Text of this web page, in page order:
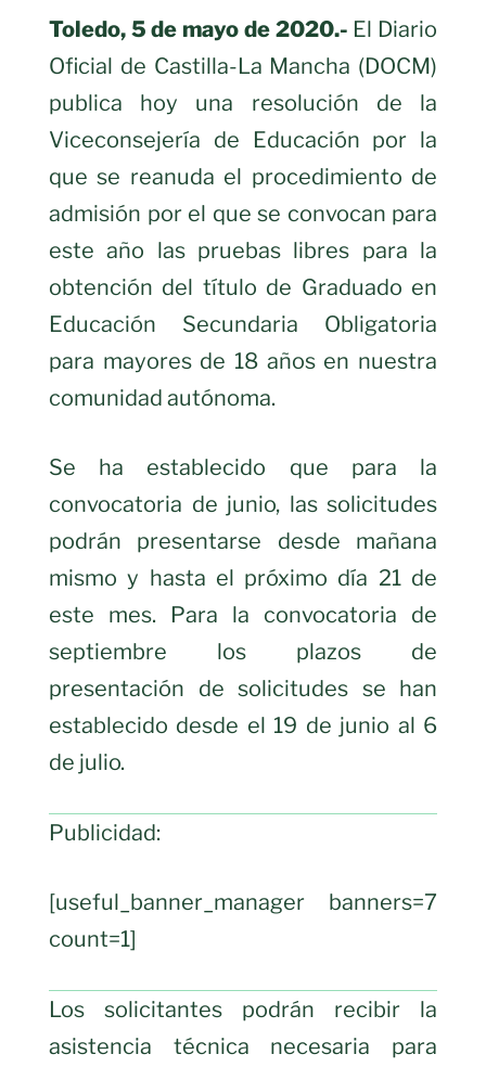
Toledo, 5 de mayo de 2020.- El Diario
Oficial de Castilla-La Mancha (DOCM)
publica hoy una resolución de la
Viceconsejería de Educación por la
que se reanuda el procedimiento de
admisión por el que se convocan para
este año las pruebas libres para la
obtención del título de Graduado en
Educación Secundaria Obligatoria
para mayores de 18 años en nuestra
comunidad autónoma.
Se ha establecido que para la
convocatoria de junio, las solicitudes
podrán presentarse desde mañana
mismo y hasta el próximo día 21 de
este mes. Para la convocatoria de
septiembre los plazos de
presentación de solicitudes se han
establecido desde el 19 de junio al 6
de julio.
Publicidad:
[useful_banner_manager banners=7
count=1]
Los solicitantes podrán recibir la
asistencia técnica necesaria para